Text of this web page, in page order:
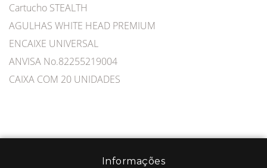
Cartucho STEALTH
AGULHAS WHITE HEAD PREMIUM
ENCAIXE UNIVERSAL
ANVISA No.82255219004
CAIXA COM 20 UNIDADES
Informações